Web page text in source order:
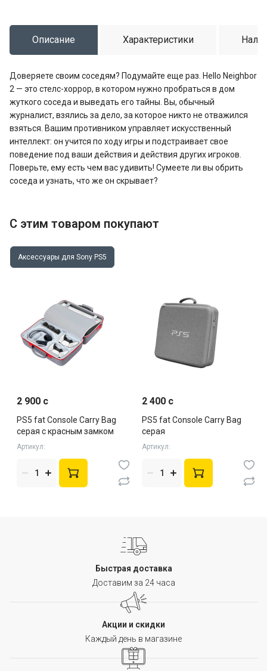
Описание Характеристики
Доверяете своим соседям? Подумайте еще раз. Hello Neighbor
2 — это стелс-хоррор, в котором нужно пробраться в дом
жуткого соседа и выведать его тайны. Вы, обычный
журналист, взялись за дело, за которое никто не отважился
взяться. Вашим противником управляет искусственный
интеллект: он учится по ходу игры и подстраивает свое
поведение под ваши действия и действия других игроков.
Поверьте, ему есть чем вас удивить! Сумеете ли вы обрить
соседа и узнать, что же он скрывает?
С этим товаром покупают
Аксессуары для Sony PS5
2 900 c
PS5 fat Console Carry Bag
серая с красным замком
Артикул:
2 400 c
PS5 fat Console Carry Bag
серая
Артикул:
Быстрая доставка
Доставим за 24 часа
Акции и скидки
Каждый день в магазине